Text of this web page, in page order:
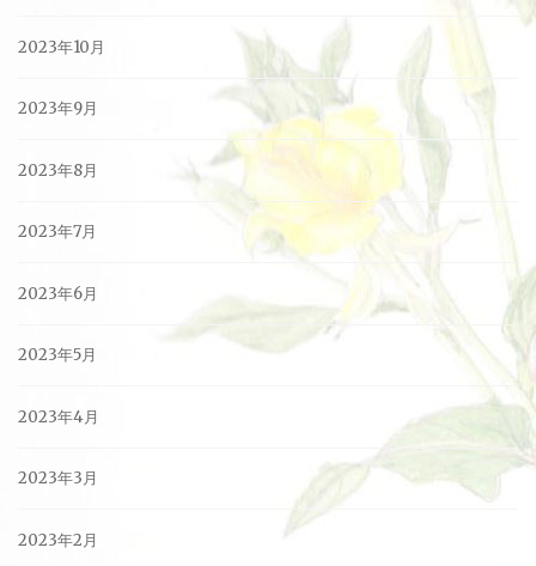
2023年10月
2023年9月
2023年8月
2023年7月
2023年6月
2023年5月
2023年4月
2023年3月
2023年2月